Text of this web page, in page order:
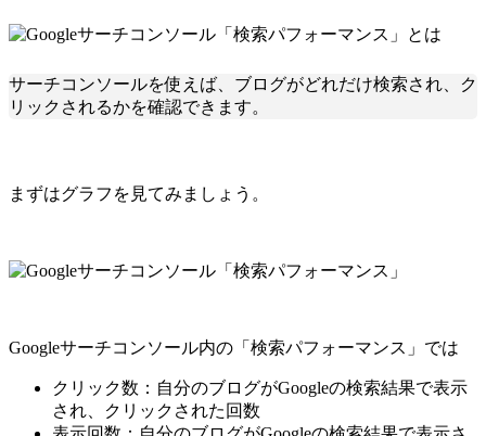
サーチコンソールを使えば、ブログがどれだけ検索され、ク
リックされるかを確認できます。
まずはグラフを見てみましょう。
Googleサーチコンソール内の「検索パフォーマンス」では
クリック数：自分のブログがGoogleの検索結果で表示
され、クリックされた回数